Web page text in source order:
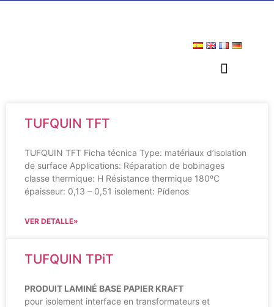
TUFQUIN TFT
TUFQUIN TFT Ficha técnica Type: matériaux d’isolation
de surface Applications: Réparation de bobinages
classe thermique: H Résistance thermique 180ºC
épaisseur: 0,13 – 0,51 isolement: Pídenos
VER DETALLE»
TUFQUIN TPiT
PRODUIT LAMINÉ BASE PAPIER KRAFT
pour isolement interface en transformateurs et